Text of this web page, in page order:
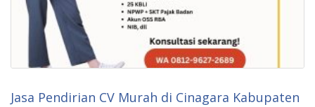
Jasa Pendirian CV Murah di Cinagara Kabupaten